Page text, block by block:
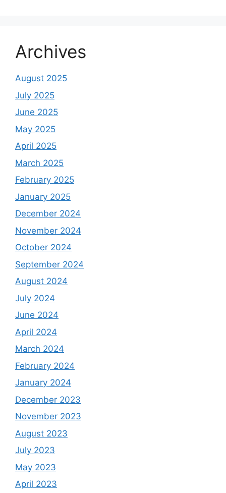
Archives
August 2025
July 2025
June 2025
May 2025
April 2025
March 2025
February 2025
January 2025
December 2024
November 2024
October 2024
September 2024
August 2024
July 2024
June 2024
April 2024
March 2024
February 2024
January 2024
December 2023
November 2023
August 2023
July 2023
May 2023
April 2023